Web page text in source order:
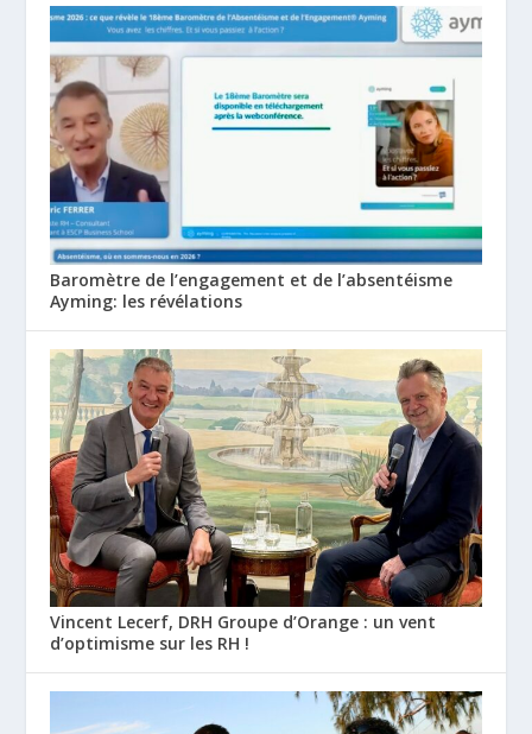
Baromètre de l’engagement et de l’absentéisme
Ayming: les révélations
Vincent Lecerf, DRH Groupe d’Orange : un vent
d’optimisme sur les RH !